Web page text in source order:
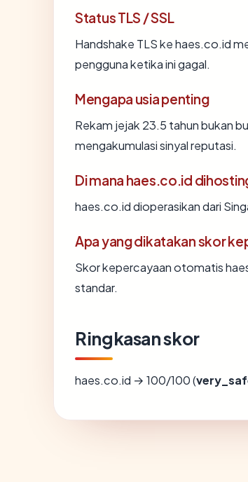
Status TLS / SSL
Handshake TLS ke haes.co.id
pengguna ketika ini gagal.
Mengapa usia penting
Rekam jejak 23.5 tahun bukan
mengakumulasi sinyal reputasi.
Di mana haes.co.id
haes.co.id dioperasikan dari
Apa yang dikatakan skor
Skor kepercayaan otomatis
standar.
Ringkasan skor
haes.co.id → 100/100 (